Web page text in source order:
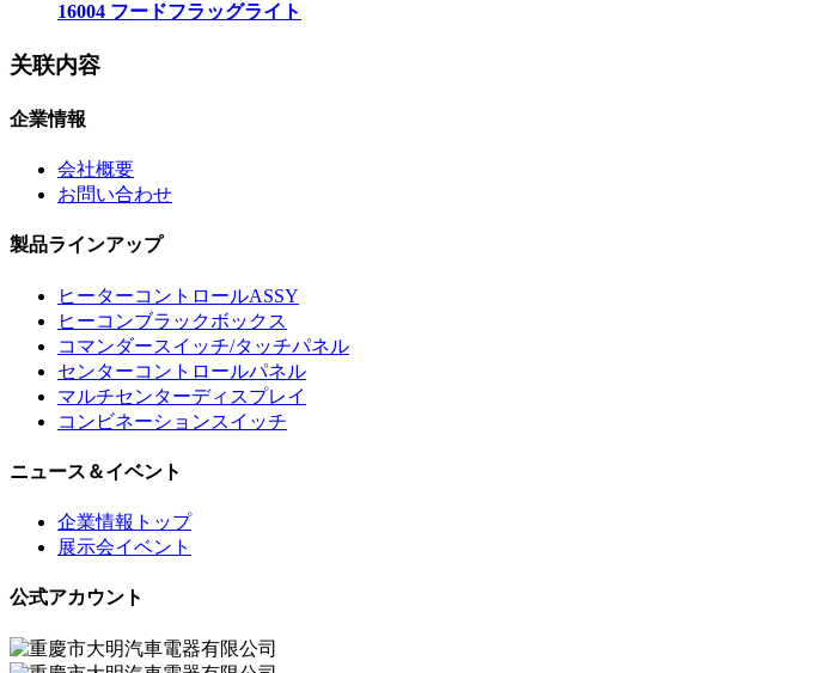
16004 フードフラッグライト
关联内容
企業情報
会社概要
お問い合わせ
製品ラインアップ
ヒーターコントロールASSY
ヒーコンブラックボックス
コマンダースイッチ/タッチパネル
センターコントロールパネル
マルチセンターディスプレイ
コンビネーションスイッチ
ニュース＆イベント
企業情報トップ
展示会イベント
公式アカウント